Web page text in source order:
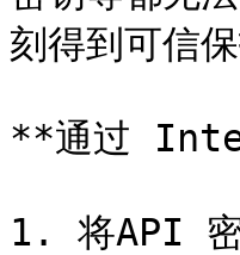
刻得到可信保
**通过 Intel
1. 将API 密